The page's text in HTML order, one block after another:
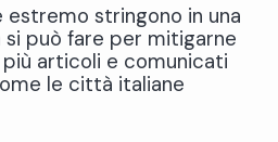
stringono in una
si può fare per mitigarne
articoli e comunicati
le città italiane